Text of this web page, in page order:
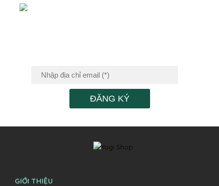
ĐĂNG KÝ
GIỚI THIỆU